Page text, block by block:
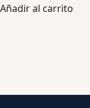
Añadir al carrito